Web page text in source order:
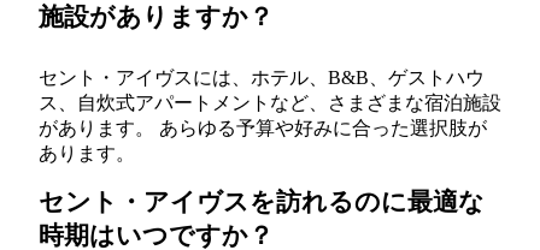
施設がありますか？
セント・アイヴスには、ホテル、B&B、ゲストハウ
ス、自炊式アパートメントなど、さまざまな宿泊施設
があります。 あらゆる予算や好みに合った選択肢が
あります。
セント・アイヴスを訪れるのに最適な
時期はいつですか？